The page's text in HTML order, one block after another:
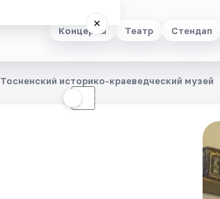
Концерты Театр Стендап
×
☾
Тосненский историко-краеведческий музей